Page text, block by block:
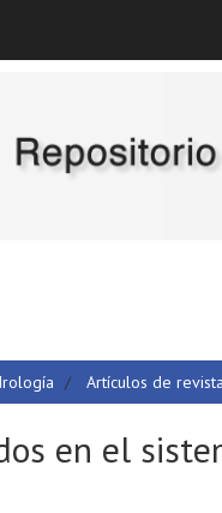
Artículos de
en el